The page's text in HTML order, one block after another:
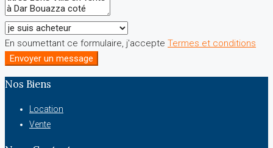
En soumettant ce formulaire, j'accepte Termes et conditions
Envoyer un message
Nos Biens
Location
Vente